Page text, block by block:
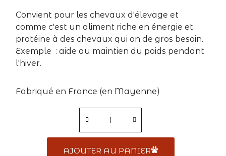
Convient pour les chevaux d'élevage et
comme c'est un aliment riche en énergie et
protéine à des chevaux qui on de gros besoin.
Exemple : aide au maintien du poids pendant
l'hiver.
Fabriqué en France (en Mayenne)
AJOUTER AU PANIER